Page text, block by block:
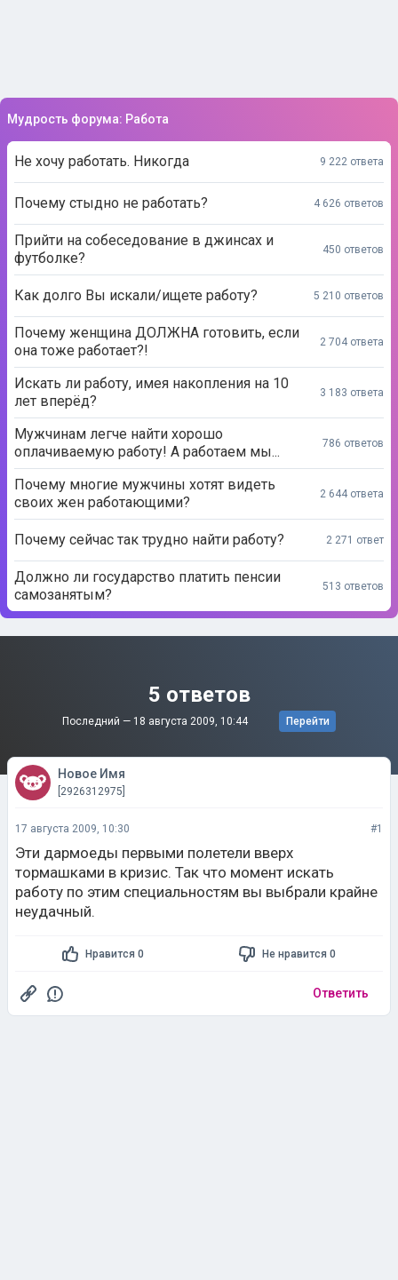
Мудрость форума: Работа
Не хочу работать. Никогда 9 222 ответа
Почему стыдно не работать? 4 626 ответов
Прийти на собеседование в джинсах и
футболке?
450 ответов
Как долго Вы искали/ищете работу? 5 210 ответов
Почему женщина ДОЛЖНА готовить, если
она тоже работает?!
2 704 ответа
Искать ли работу, имея накопления на 10
лет вперёд?
3 183 ответа
Мужчинам легче найти хорошо
оплачиваемую работу! А работаем мы...
786 ответов
Почему многие мужчины хотят видеть
своих жен работающими?
2 644 ответа
Почему сейчас так трудно найти работу? 2 271 ответ
Должно ли государство платить пенсии
самозанятым?
513 ответов
5 ответов
Последний — 18 августа 2009, 10:44 Перейти
Новое Имя
[2926312975]
17 августа 2009, 10:30 #1
Эти дармоеды первыми полетели вверх
тормашками в кризис. Так что момент искать
работу по этим специальностям вы выбрали крайне
неудачный.
Нравится 0 Не нравится 0
Ответить